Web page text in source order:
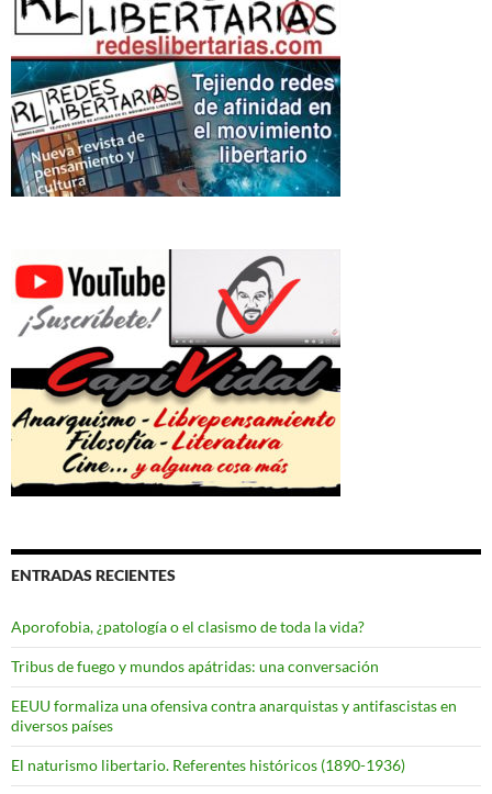
ENTRADAS RECIENTES
Aporofobia, ¿patología o el clasismo de toda la vida?
Tribus de fuego y mundos apátridas: una conversación
EEUU formaliza una ofensiva contra anarquistas y antifascistas en
diversos países
El naturismo libertario. Referentes históricos (1890-1936)